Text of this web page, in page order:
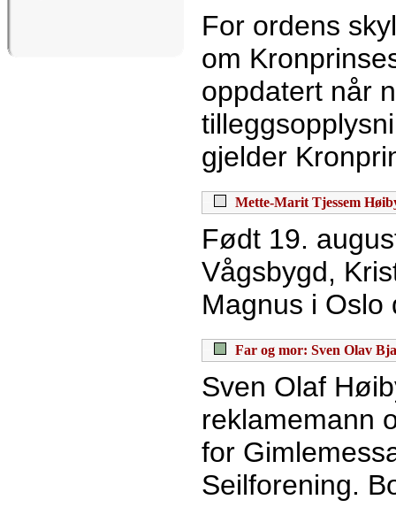
For ordens
om
oppdatert når
gjelder
Mette-Marit Tjessem
Født 19.
Vågsbygd,
Magnus i Oslo
Far og mor: Sven Olav
Sven Olaf
reklamemann
for
Seilforening.